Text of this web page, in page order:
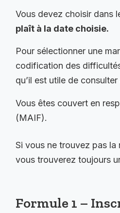
Vous devez choisir dans
plaît à la date choisie.
Pour sélectionner une
codification des
qu’il est utile de
Vous êtes couvert en
(MAIF).
Si vous ne trouvez pas
vous trouverez toujours
Formule 1 –